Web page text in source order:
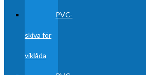
PVC-
skiva för
viklåda